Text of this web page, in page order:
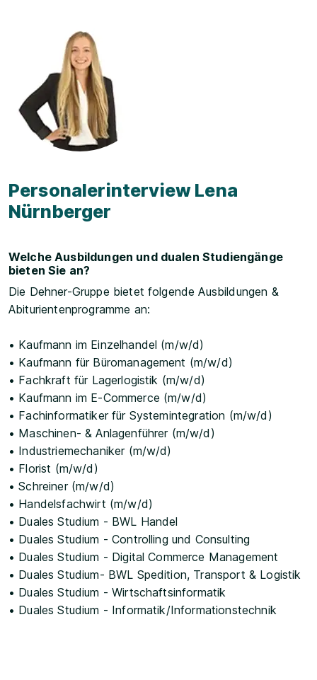
Personalerinterview Lena
Nürnberger
Welche Ausbildungen und dualen Studiengänge
bieten Sie an?
Die Dehner-Gruppe bietet folgende Ausbildungen &
Abiturientenprogramme an:
• Kaufmann im Einzelhandel (m/w/d)
• Kaufmann für Büromanagement (m/w/d)
• Fachkraft für Lagerlogistik (m/w/d)
• Kaufmann im E-Commerce (m/w/d)
• Fachinformatiker für Systemintegration (m/w/d)
• Maschinen- & Anlagenführer (m/w/d)
• Industriemechaniker (m/w/d)
• Florist (m/w/d)
• Schreiner (m/w/d)
• Handelsfachwirt (m/w/d)
• Duales Studium - BWL Handel
• Duales Studium - Controlling und Consulting
• Duales Studium - Digital Commerce Management
• Duales Studium- BWL Spedition, Transport & Logistik
• Duales Studium - Wirtschaftsinformatik
• Duales Studium - Informatik/Informationstechnik